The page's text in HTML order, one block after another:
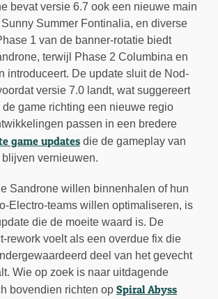
bevat versie 6.7 ook een nieuwe main
Summer Fontinalia, en diverse
1 van de banner-rotatie biedt
terwijl Phase 2 Columbina en
introduceert. De update sluit de Nod-
versie 7.0 landt, wat suggereert
game richting een nieuwe regio
passen in een bredere
game updates die de gameplay van
vernieuwen.
Sandrone willen binnenhalen of hun
Electro-teams willen optimaliseren, is
die de moeite waard is. De
rework voelt als een overdue fix die
deel van het gevecht
Wie op zoek is naar uitdagende
bovendien richten op Spiral Abyss